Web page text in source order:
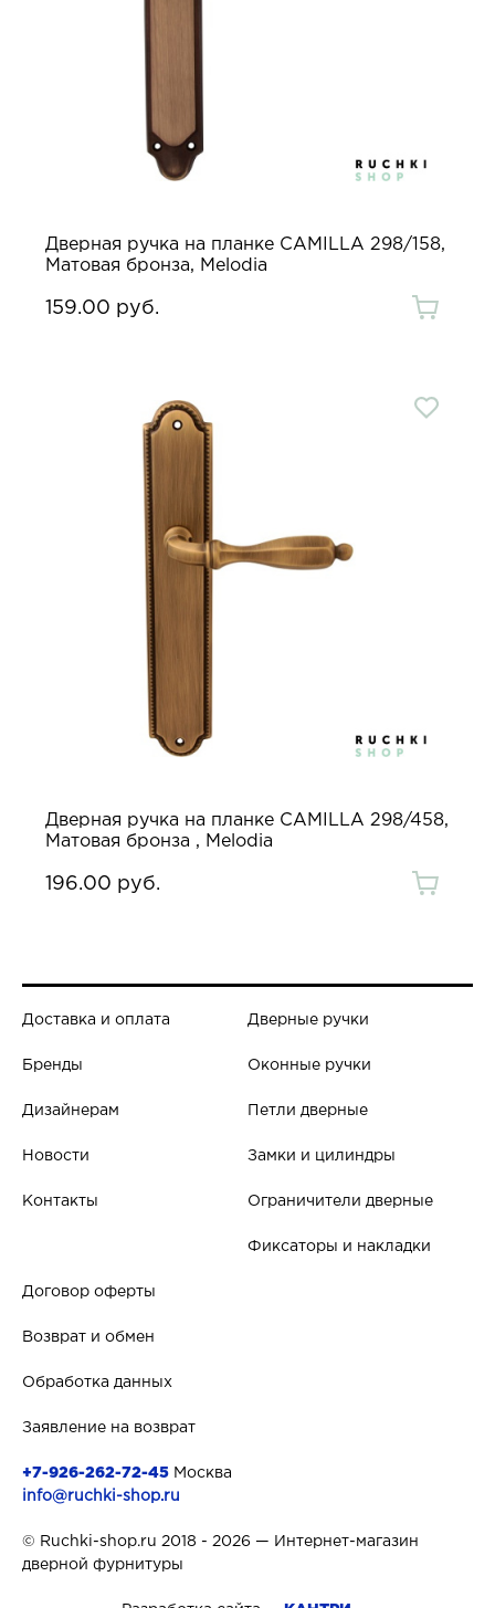
Дверная ручка на планке CAMILLA 298/158,
Матовая бронза, Melodia
159.00 руб.
Дверная ручка на планке CAMILLA 298/458,
Матовая бронза , Melodia
196.00 руб.
Доставка и оплата
Бренды
Дизайнерам
Новости
Контакты
Дверные ручки
Оконные ручки
Петли дверные
Замки и цилиндры
Ограничители дверные
Фиксаторы и накладки
Договор оферты
Возврат и обмен
Обработка данных
Заявление на возврат
+7-926-262-72-45 Москва
info@ruchki-shop.ru
© Ruchki-shop.ru 2018 - 2026 — Интернет-магазин
дверной фурнитуры